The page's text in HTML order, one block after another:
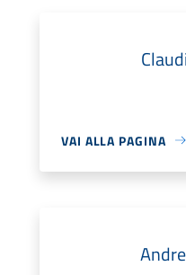
VAI ALLA PAGINA